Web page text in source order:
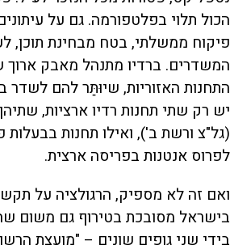
הכול תלוי בפלטפורמה. גם על
פיקוח ממשלתי, בטח מבחינת תוכן,
המשדרים. ברדיו מתנהל מאבק ארוך
התחנות האזוריות, שיוּתַּר להם
יש רק שתי תחנות רדיו ארציות,
(גל"צ ורשת ב'), ואילו תחנות בבעלות
לפרוס אנטנות בפריסה ארצית.
ואם זה לא מספיק, הרגולציה על
בישראל מסובכת בטירוף גם משום
בידי שני גופים שונים – "מועצת